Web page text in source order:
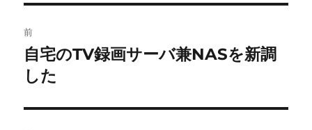
稿
ナ
ビ
前
前
の
稿:
自宅のTV録画サーバ兼NASを新調
した